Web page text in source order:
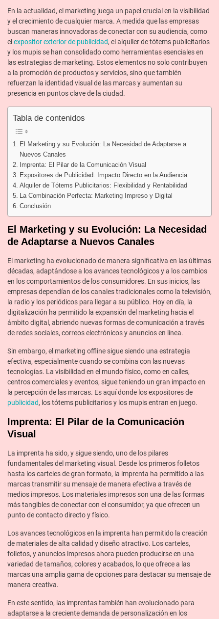
En la actualidad, el marketing juega un papel crucial en la visibilidad
y el crecimiento de cualquier marca. A medida que las empresas
buscan maneras innovadoras de conectar con su audiencia, como
el expositor exterior de publicidad, el alquiler de tótems publicitarios
y los mupis se han consolidado como herramientas esenciales en
las estrategias de marketing. Estos elementos no solo contribuyen
a la promoción de productos y servicios, sino que también
refuerzan la identidad visual de las marcas y aumentan su
presencia en puntos clave de la ciudad.
Tabla de contenidos
El Marketing y su Evolución: La Necesidad de Adaptarse a
Nuevos Canales
Imprenta: El Pilar de la Comunicación Visual
Expositores de Publicidad: Impacto Directo en la Audiencia
Alquiler de Tótems Publicitarios: Flexibilidad y Rentabilidad
La Combinación Perfecta: Marketing Impreso y Digital
Conclusión
El Marketing y su Evolución: La Necesidad
de Adaptarse a Nuevos Canales
El marketing ha evolucionado de manera significativa en las últimas
décadas, adaptándose a los avances tecnológicos y a los cambios
en los comportamientos de los consumidores. En sus inicios, las
empresas dependían de los canales tradicionales como la televisión,
la radio y los periódicos para llegar a su público. Hoy en día, la
digitalización ha permitido la expansión del marketing hacia el
ámbito digital, abriendo nuevas formas de comunicación a través
de redes sociales, correos electrónicos y anuncios en línea.
Sin embargo, el marketing offline sigue siendo una estrategia
efectiva, especialmente cuando se combina con las nuevas
tecnologías. La visibilidad en el mundo físico, como en calles,
centros comerciales y eventos, sigue teniendo un gran impacto en
la percepción de las marcas. Es aquí donde los expositores de
publicidad, los tótems publicitarios y los mupis entran en juego.
Imprenta: El Pilar de la Comunicación
Visual
La imprenta ha sido, y sigue siendo, uno de los pilares
fundamentales del marketing visual. Desde los primeros folletos
hasta los carteles de gran formato, la imprenta ha permitido a las
marcas transmitir su mensaje de manera efectiva a través de
medios impresos. Los materiales impresos son una de las formas
más tangibles de conectar con el consumidor, ya que ofrecen un
punto de contacto directo y físico.
Los avances tecnológicos en la imprenta han permitido la creación
de materiales de alta calidad y diseño atractivo. Los carteles,
folletos, y anuncios impresos ahora pueden producirse en una
variedad de tamaños, colores y acabados, lo que ofrece a las
marcas una amplia gama de opciones para destacar su mensaje de
manera creativa.
En este sentido, las imprentas también han evolucionado para
adaptarse a la creciente demanda de personalización en los